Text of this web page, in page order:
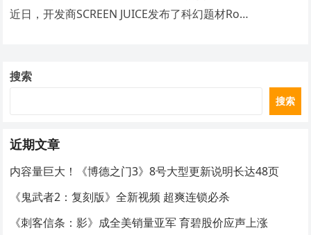
近日，开发商SCREEN JUICE发布了科幻题材Ro…
搜索
搜索
近期文章
内容量巨大！《博德之门3》8号大型更新说明长达48页
《鬼武者2：复刻版》全新视频 超爽连锁必杀
《刺客信条：影》成全美销量亚军 育碧股价应声上涨